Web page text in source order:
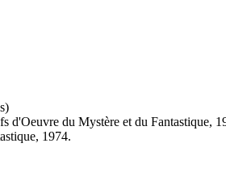
d'Oeuvre du Mystère et du Fantastique,
1974.